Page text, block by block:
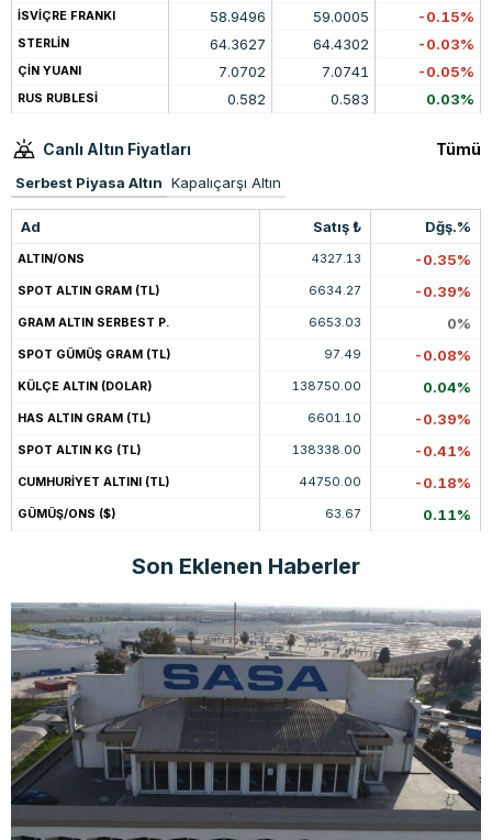
İSVİÇRE FRANKI 58.9496 59.0005 -0.15%
STERLİN 64.3627 64.4302 -0.03%
ÇİN YUANI 7.0702 7.0741 -0.05%
RUS RUBLESİ 0.582 0.583 0.03%
Canlı Altın Fiyatları Tümü
Serbest Piyasa Altın Kapalıçarşı Altın
Ad Satış ₺ Dğş.%
ALTIN/ONS 4327.13 -0.35%
SPOT ALTIN GRAM (TL) 6634.27 -0.39%
GRAM ALTIN SERBEST P. 6653.03 0%
SPOT GÜMÜŞ GRAM (TL) 97.49 -0.08%
KÜLÇE ALTIN (DOLAR) 138750.00 0.04%
HAS ALTIN GRAM (TL) 6601.10 -0.39%
SPOT ALTIN KG (TL) 138338.00 -0.41%
CUMHURİYET ALTINI (TL) 44750.00 -0.18%
GÜMÜŞ/ONS ($) 63.67 0.11%
Son Eklenen Haberler